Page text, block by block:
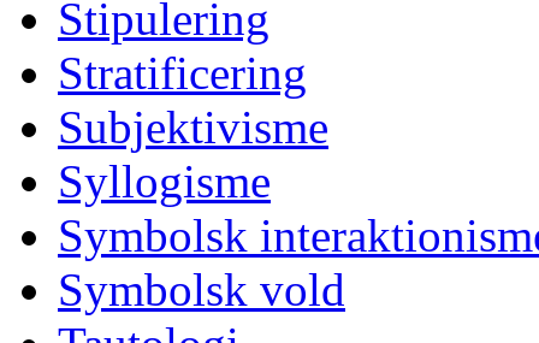
Stipulering
Stratificering
Subjektivisme
Syllogisme
Symbolsk
Symbolsk vold